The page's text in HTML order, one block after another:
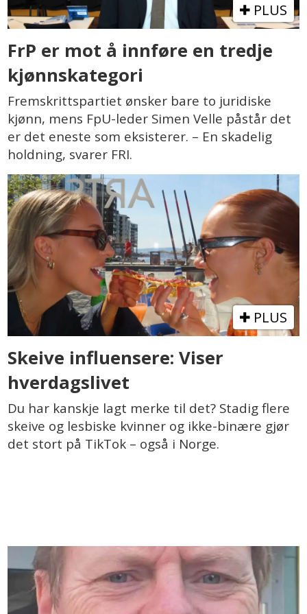
PLUS
FrP er mot å innføre en tredje
kjønnskategori
Fremskrittspartiet ønsker bare to juridiske
kjønn, mens FpU-leder Simen Velle påstår det
er det eneste som eksisterer. – En skadelig
holdning, svarer FRI.
PLUS
Skeive influensere: Viser
hverdagslivet
Du har kanskje lagt merke til det? Stadig flere
skeive og lesbiske kvinner og ikke-binære gjør
det stort på TikTok – også i Norge.